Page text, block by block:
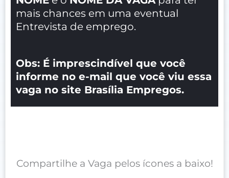
mais chances em uma eventual
Entrevista de emprego.
Obs: É imprescindível que você
informe no e-mail que você viu essa
vaga no site Brasília Empregos.
Compartilhe a Vaga pelos ícones a baixo!